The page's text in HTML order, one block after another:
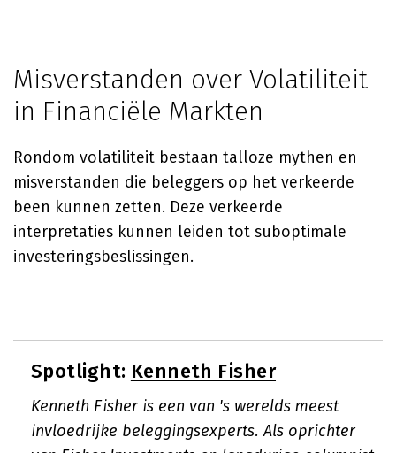
Misverstanden over Volatiliteit
in Financiële Markten
Rondom volatiliteit bestaan talloze mythen en
misverstanden die beleggers op het verkeerde
been kunnen zetten. Deze verkeerde
interpretaties kunnen leiden tot suboptimale
investeringsbeslissingen.
Spotlight: Kenneth Fisher
Kenneth Fisher is een van 's werelds meest
invloedrijke beleggingsexperts. Als oprichter